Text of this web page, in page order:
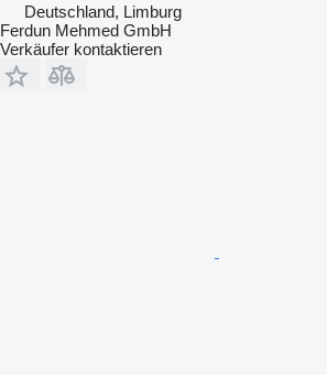
Deutschland, Limburg
Ferdun Mehmed GmbH
Verkäufer kontaktieren